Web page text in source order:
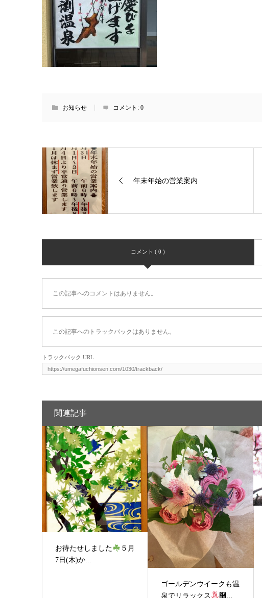
お知らせ コメント: 0
年末年始の営業案内
コメント ( 0 )
この記事へのコメントはありません。
この記事へのトラックバックはありません。
トラックバック URL
関連記事
お待たせしました
５月
7日(木)か...
ゴールデンウイークも温
泉でリラックス
࿠...